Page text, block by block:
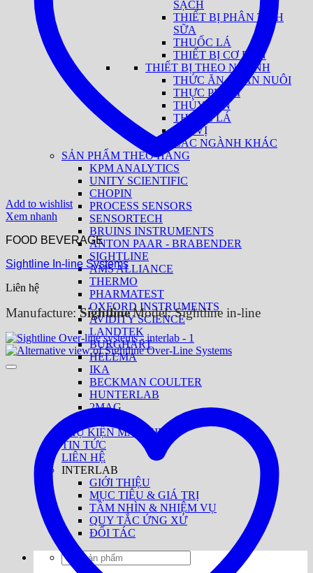
SẠCH
THIẾT BỊ PHÂN TÍCH
SỮA
THUỐC LÁ
THIẾT BỊ CƠ BẢN
THIẾT BỊ THEO NGÀNH
THỨC ĂN CHĂN NUÔI
THỰC PHẨM
THỦY SẢN
THUỐC LÁ
GIA VỊ
CÁC NGÀNH KHÁC
SẢN PHẨM THEO HÃNG
KPM ANALYTICS
UNITY SCIENTIFIC
CHOPIN
PROCESS SENSORS
SENSORTECH
BRUINS INSTRUMENTS
ANTON PAAR - BRABENDER
SIGHTLINE
AMS ALLIANCE
THERMO
PHARMATEST
OXFORD INSTRUMENTS
AVIDITY SCIENCE
LANDTEK
BURGHART
HELLMA
IKA
BECKMAN COULTER
HUNTERLAB
2MAG
FREUND
PHỤ KIỆN MÁY NIR
TIN TỨC
LIÊN HỆ
INTERLAB
GIỚI THIỆU
MỤC TIÊU & GIÁ TRỊ
TẦM NHÌN & NHIỆM VỤ
QUY TẮC ỨNG XỬ
ĐỐI TÁC
Tìm
kiếm:
Add to wishlist
Xem nhanh
FOOD BEVERAGE
Sightline In-line Systems
Liên hệ
Manufacture:SightlineModel: Sightline in-line